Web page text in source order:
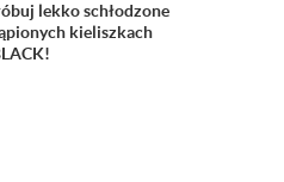
lekko schłodzone
kieliszkach